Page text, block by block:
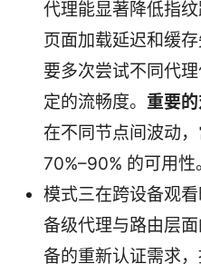
代理能显著降低指
页面加载延迟和缓
要多次尝试不同代
定的流畅度。 重要
在不同节点间波动
70%–90% 的可用性
模式三在跨设备观
备级代理与路由层
备的重新认证需求